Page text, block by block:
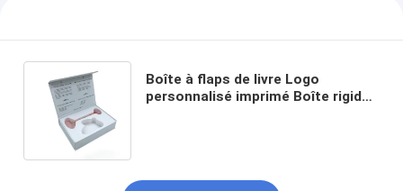
Boîte à flaps de livre Logo
personnalisé imprimé Boîte rigide